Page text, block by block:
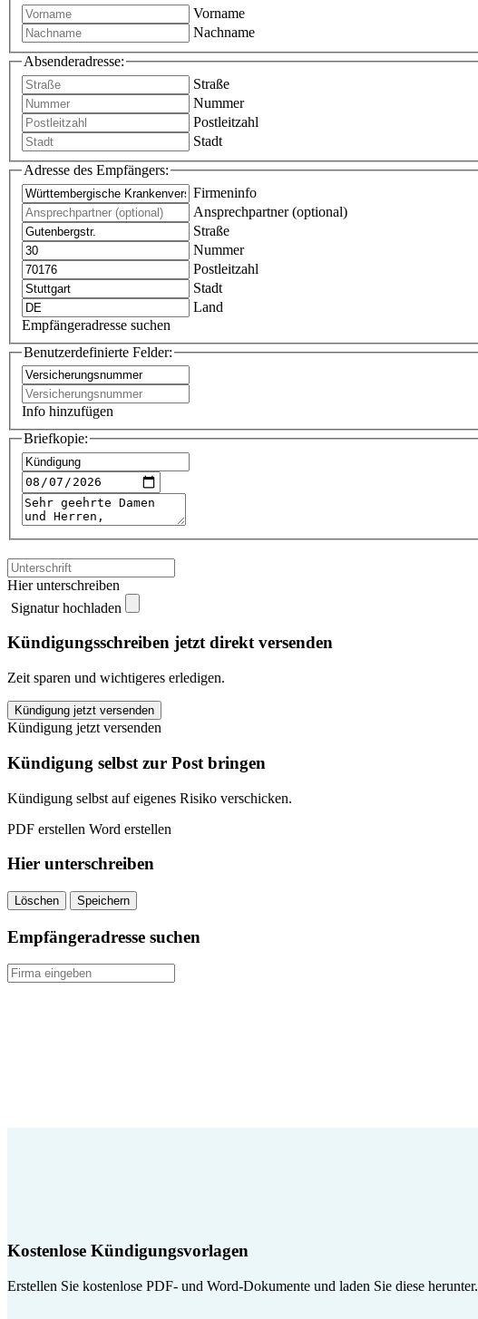
Vorname
Nachname
Absenderadresse:
Straße
Nummer
Postleitzahl
Stadt
Adresse des Empfängers:
Firmeninfo
Ansprechpartner (optional)
Straße
Nummer
Postleitzahl
Stadt
Land
Empfängeradresse suchen
Benutzerdefinierte Felder:
Info hinzufügen
Briefkopie:
Hier unterschreiben
Signatur hochladen
Kündigungsschreiben jetzt direkt versenden
Zeit sparen und wichtigeres erledigen.
Württembergische
Krankenversicherung
kündigen
quantity
Kündigung jetzt versenden
Kündigung jetzt versenden
Kündigung selbst zur Post bringen
Kündigung selbst auf eigenes Risiko verschicken.
PDF erstellen Word erstellen
Hier unterschreiben
Löschen Speichern
Empfängeradresse suchen
Kostenlose Kündigungsvorlagen
Erstellen Sie kostenlose PDF- und Word-Dokumente und laden Sie diese herunter.